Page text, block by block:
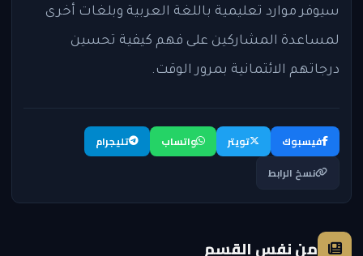
سيوفر موارد تعليمية باللغة العربية وبلغات أخرى
لمساعدة المشاركين على فهم كيفية تحسين
درجاتهم الائتمانية بمرور الوقت.
فيسبوك تويتر واتساب
تليجرام
نسخ الرابط
من نفس القسم